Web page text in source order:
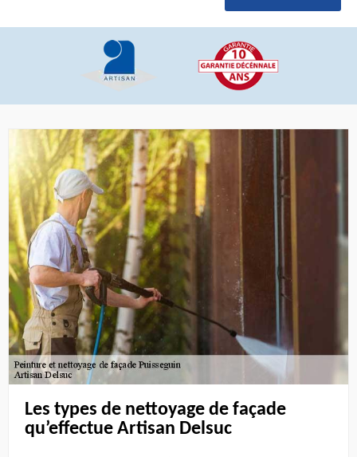
Les types de nettoyage de façade
qu’effectue Artisan Delsuc